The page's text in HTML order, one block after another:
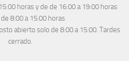
horas y de de 16:00 a 19:00 horas
8:00 a 15:00 horas
abierto solo de 8:00 a 15:00. Tardes
cerrado.